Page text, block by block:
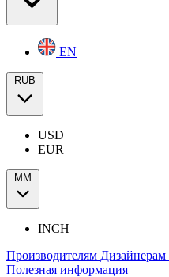
EN
RUB
USD
EUR
ММ
INCH
Производителям Дизайнерам
Полезная информация